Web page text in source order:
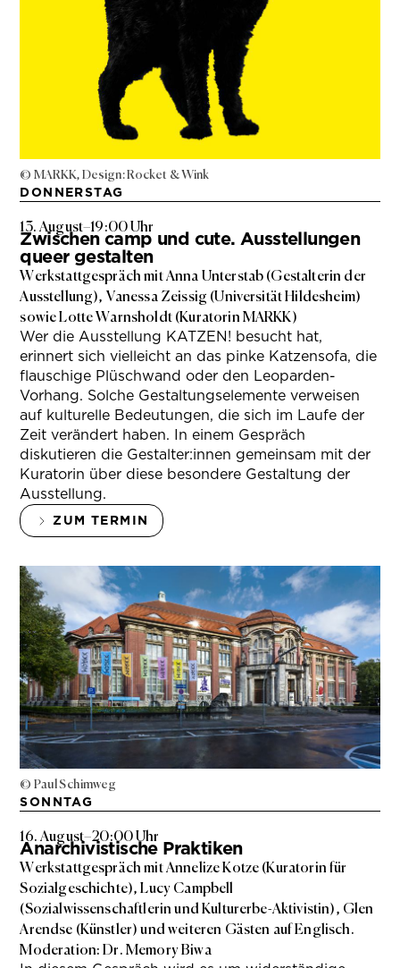
© MARKK, Design: Rocket & Wink
DONNERSTAG
13. August–19:00 Uhr
Zwischen camp und cute. Ausstellungen
queer gestalten
Werkstattgespräch mit Anna Unterstab (Gestalterin der
Ausstellung), Vanessa Zeissig (Universität Hildesheim)
sowie Lotte Warnsholdt (Kuratorin MARKK)
Wer die Ausstellung KATZEN! besucht hat,
erinnert sich vielleicht an das pinke Katzensofa, die
flauschige Plüschwand oder den Leoparden-
Vorhang. Solche Gestaltungselemente verweisen
auf kulturelle Bedeutungen, die sich im Laufe der
Zeit verändert haben. In einem Gespräch
diskutieren die Gestalter:innen gemeinsam mit der
Kuratorin über diese besondere Gestaltung der
Ausstellung.
ZUM TERMIN
© Paul Schimweg
SONNTAG
16. August–20:00 Uhr
Anarchivistische Praktiken
Werkstattgespräch mit Annelize Kotze (Kuratorin für
Sozialgeschichte), Lucy Campbell
(Sozialwissenschaftlerin und Kulturerbe-Aktivistin), Glen
Arendse (Künstler) und weiteren Gästen auf Englisch.
Moderation: Dr. Memory Biwa